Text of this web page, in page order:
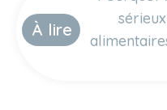
À lire